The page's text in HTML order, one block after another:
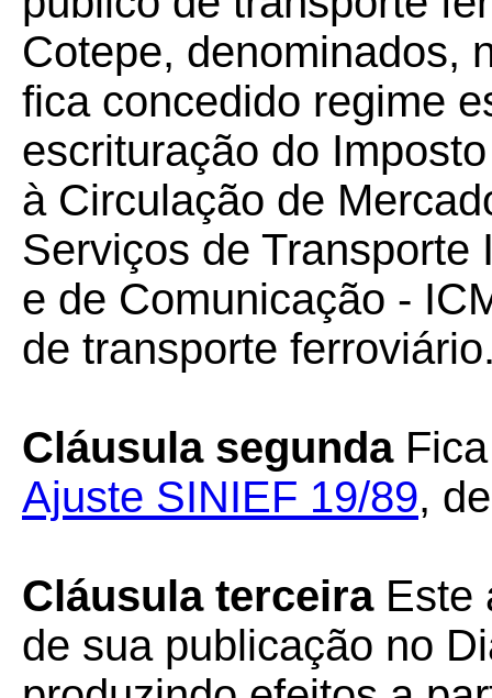
Cotepe, denominados,
fica concedido regime
escrituração do
à Circulação de
Serviços de
e de Comunicação -
de transporte
Cláusula segundaFica
Ajuste SINIEF 19/89,
Cláusula terceira Este
de sua publicação no